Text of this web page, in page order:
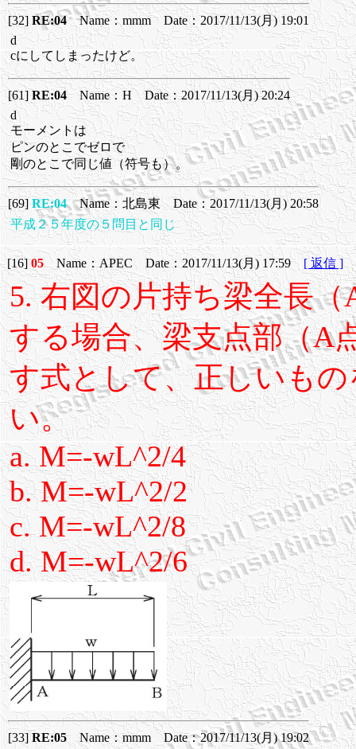
[32] RE:04Name：mmm Date：2017/11/13(月) 19:01
d
cにしてしまったけど。
[61]RE:04Name：H Date：2017/11/13(月) 20:24
d
モーメントは
ピンのとこでゼロで
剛のとこで同じ値（符号も）。
[69]RE:04Name：北島東 Date：2017/11/13(月) 20:58
平成２５年度の５問目と同じ
[16]05Name：APEC Date：2017/11/13(月) 17:59 [ 返信 ]
5. 右図の片持ち梁全長
する場合、梁支点部（A
す式として、正しいも
い。
a. M=-wL^2/4
b. M=-wL^2/2
c. M=-wL^2/8
d. M=-wL^2/6
[33]RE:05Name：mmm Date：2017/11/13(月) 19:02